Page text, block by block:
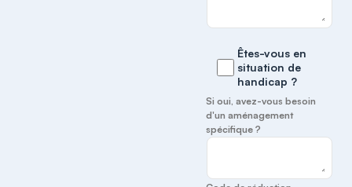
Êtes-vous en
situation de
handicap ?
Si oui, avez-vous besoin
d'un aménagement
spécifique ?